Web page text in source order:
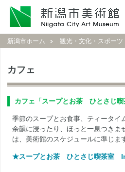
新潟市ホーム 観光・文化・スポーツ
カフェ
カフェ「スープとお茶 ひとさじ喫
季節のスープとお食事、ティータイ
余韻に浸ったり、ほっと一息つきま
は、美術館のスケジュールに準じま
★スープとお茶 ひとさじ喫茶室